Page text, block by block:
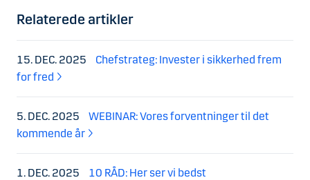
Relaterede artikler
15. DEC. 2025
Chefstrateg: Invester i sikkerhed frem
for fred
5. DEC. 2025
WEBINAR: Vores forventninger til det
kommende år
1. DEC. 2025
10 RÅD: Her ser vi bedst